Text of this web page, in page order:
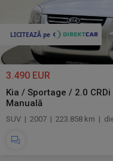
3.490 EUR
Kia / Sportage / 2.0
Manuală
SUV | 2007 | 223.858 km |